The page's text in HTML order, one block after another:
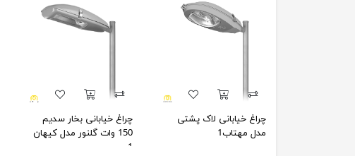
چراغ خیابانی لاک پشتی
مدل مهتاب1
چراغ خیابانی بخار سدیم
150 وات گلنور مدل کیهان
1